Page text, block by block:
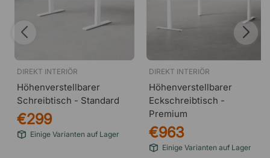
DIREKT INTERIÖR
Höhenverstellbarer
Schreibtisch - Standard
€299
Einige Varianten auf Lager
DIREKT INTERIÖR
Höhenverstellbarer
Eckschreibtisch -
Premium
€963
Einige Varianten auf Lager